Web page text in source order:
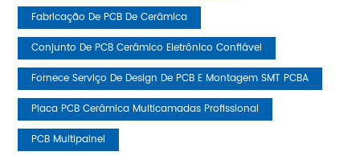
Fabricação De PCB De Cerâmica
Conjunto De PCB Cerâmico Eletrônico Confiável
Fornece Serviço De Design De PCB E Montagem SMT PCBA
Placa PCB Cerâmica Multicamadas Profissional
PCB Multipainel